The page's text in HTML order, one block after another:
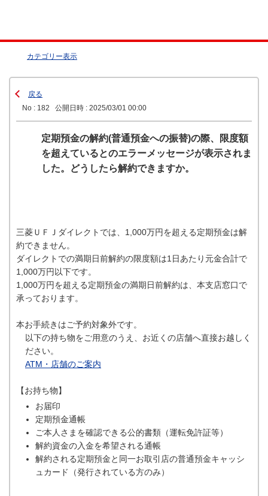
カテゴリー表示
戻る
No : 182
公開日時 : 2025/03/01 00:00
定期預金の解約(普通預金への振替)の際、限度額
を超えているとのエラーメッセージが表示されま
した。どうしたら解約できますか。
三菱ＵＦＪダイレクトでは、1,000万円を超える定期預金は解
約できません。
ダイレクトでの満期日前解約の限度額は1日あたり元金合計で
1,000万円以下です。
1,000万円を超える定期預金の満期日前解約は、本支店窓口で
承っております。
本お手続きはご予約対象外です。
以下の持ち物をご用意のうえ、お近くの店舗へ直接お越しく
ださい。
ATM・店舗のご案内
【お持ち物】
お届印
定期預金通帳
ご本人さまを確認できる公的書類（運転免許証等）
解約資金の入金を希望される通帳
解約される定期預金と同一お取引店の普通預金キャッシ
ュカード（発行されている方のみ）